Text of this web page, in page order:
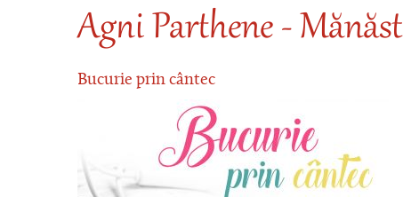
Agni Parthene -
Bucurie prin cântec